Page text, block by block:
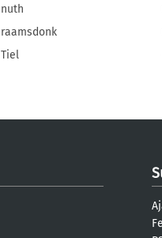
nuth
raamsdonk
Tiel